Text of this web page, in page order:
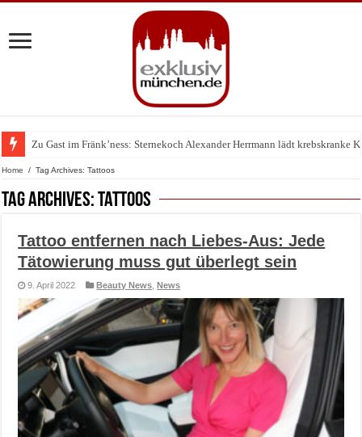
Zu Gast im Fränk’ness: Sternekoch Alexander Herrmann lädt krebskranke
Warum München gerade zum Treffpunkt der Lingerie-Branche wurde
Home / Tag Archives: Tattoos
Tag Archives:Tattoos
Tattoo entfernen nach Liebes-Aus: Jede
Tätowierung muss gut überlegt sein
9. April 2022 Beauty News ,News